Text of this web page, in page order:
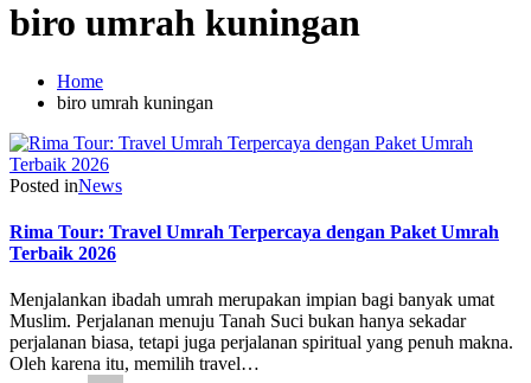
biro umrah kuningan
Home
biro umrah kuningan
Posted inNews
Rima Tour: Travel Umrah Terpercaya dengan Paket Umrah
Terbaik 2026
Menjalankan ibadah umrah merupakan impian bagi banyak umat
Muslim. Perjalanan menuju Tanah Suci bukan hanya sekadar
perjalanan biasa, tetapi juga perjalanan spiritual yang penuh makna.
Oleh karena itu, memilih travel…